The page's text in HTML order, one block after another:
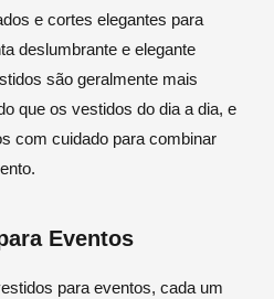
e cortes elegantes para
deslumbrante e elegante
são geralmente mais
que os vestidos do dia a dia, e
com cuidado para combinar
Eventos
para eventos, cada um